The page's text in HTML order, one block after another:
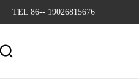
TEL 86-- 19026815676
